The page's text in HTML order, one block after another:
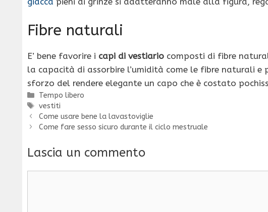
Fibre naturali
E’ bene favorire i capi di vestiario composti di fibre
la capacità di assorbire l’umidità come le fibre naturali
sforzo del rendere elegante un capo che è costato
Categorie
Tempo libero
Tag
vestiti
Come usare bene la lavastoviglie
Come fare sesso sicuro durante il ciclo mestruale
Lascia un commento